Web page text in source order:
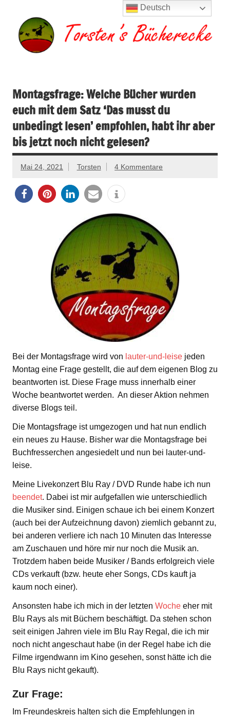
springen
Montagsfrage: Welche Bücher wurden
euch mit dem Satz ‘Das musst du
unbedingt lesen’ empfohlen, habt ihr aber
bis jetzt noch nicht gelesen?
Mai 24, 2021 Torsten 4 Kommentare
Bei der Montagsfrage wird von lauter-und-leise jeden
Montag eine Frage gestellt, die auf dem eigenen Blog zu
beantworten ist. Diese Frage muss innerhalb einer
Woche beantwortet werden. An dieser Aktion nehmen
diverse Blogs teil.
Die Montagsfrage ist umgezogen und hat nun endlich
ein neues zu Hause. Bisher war die Montagsfrage bei
Buchfresserchen angesiedelt und nun bei lauter-und-
leise.
Meine Livekonzert Blu Ray / DVD Runde habe ich nun
beendet. Dabei ist mir aufgefallen wie unterschiedlich
die Musiker sind. Einigen schaue ich bei einem Konzert
(auch bei der Aufzeichnung davon) ziemlich gebannt zu,
bei anderen verliere ich nach 10 Minuten das Interesse
am Zuschauen und höre mir nur noch die Musik an.
Trotzdem haben beide Musiker / Bands erfolgreich viele
CDs verkauft (bzw. heute eher Songs, CDs kauft ja
kaum noch einer).
Ansonsten habe ich mich in der letzten Woche eher mit
Blu Rays als mit Büchern beschäftigt. Da stehen schon
seit einigen Jahren viele im Blu Ray Regal, die ich mir
noch nicht angeschaut habe (in der Regel habe ich die
Filme irgendwann im Kino gesehen, sonst hätte ich die
Blu Rays nicht gekauft).
Zur Frage:
Im Freundeskreis halten sich die Empfehlungen in
Deutsch